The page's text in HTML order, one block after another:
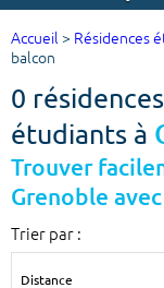
Ville, école
Budget min
Accueil > Résidences
balcon
0
étudiants à
Trouver
Grenoble
Trier par :